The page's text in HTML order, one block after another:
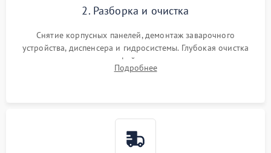
2. Разборка и очистка
Снятие корпусных панелей, демонтаж заварочного
устройства, диспенсера и гидросистемы. Глубокая очистка
внутренних узлов от кофейных масел, жмыха и накипи.
Промывка дренажных каналов и фильтров с использованием
Подробнее